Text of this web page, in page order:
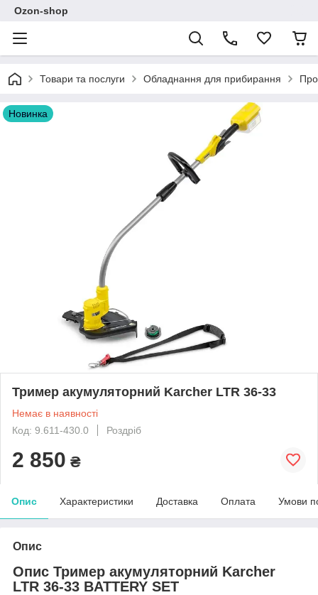
Ozon-shop
Товари та послуги Обладнання для прибирання
Новинка
Тример акумуляторний Karcher LTR 36-33
Немає в наявності
Код: 9.611-430.0
Роздріб
2 850 ₴
Опис Характеристики Доставка Оплата Умови
Опис
Опис Тример акумуляторний Karcher
LTR 36-33 BATTERY SET